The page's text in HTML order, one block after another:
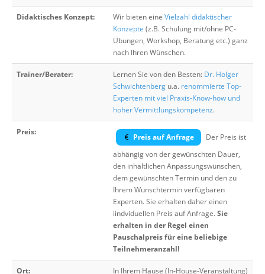
Didaktisches Konzept: Wir bieten eine Vielzahl didaktischer
Konzepte (z.B. Schulung mit/ohne PC-
Übungen, Workshop, Beratung etc.) ganz
nach Ihren Wünschen.
Trainer/Berater: Lernen Sie von den Besten: Dr. Holger
Schwichtenberg u.a. renommierte Top-
Experten mit viel Praxis-Know-how und
hoher Vermittlungskompetenz.
Preis:
Preis auf Anfrage
Der Preis ist
abhängig von der gewünschten Dauer,
den inhaltlichen Anpassungswünschen,
dem gewünschten Termin und den zu
Ihrem Wunschtermin verfügbaren
Experten. Sie erhalten daher einen
iindviduellen Preis auf Anfrage.Sie
erhalten in der Regel einen
Pauschalpreis für eine beliebige
Teilnehmeranzahl!
Ort: In Ihrem Hause (In-House-Veranstaltung)